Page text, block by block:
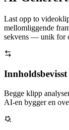
Last opp to
mellomliggende
sekvens — unik for
Innholdsbevisst
Begge klipp
AI-en bygger en